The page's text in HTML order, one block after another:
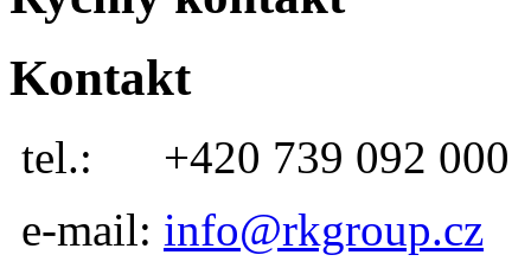
Kontakt
tel.: +420 739 092 000
e-mail: info@rkgroup.cz